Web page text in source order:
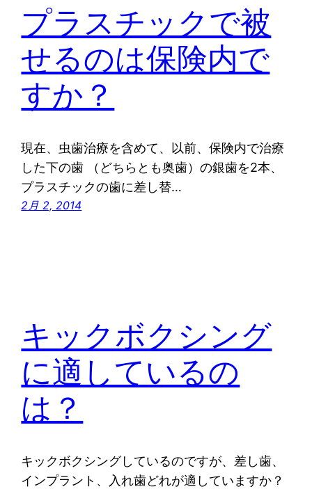
プラスチックで被
せるのは保険内で
すか？
現在、虫歯治療を含めて、以前、保険内で治療
した下の歯 （どちらとも奥歯）の銀歯を2本、
プラスチックの歯に差し替…
2月 2, 2014
キックボクシング
に適しているの
は？
キックボクシングしているのですが、差し歯、
インプラント、入れ歯どれが適していますか？